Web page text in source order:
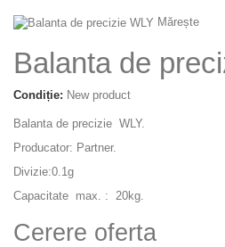
Mărește
Balanta de
Condiție: New product
Balanta de precizie WLY.
Producator: Partner.
Divizie:0.1g
Capacitate max. : 20kg.
Cerere oferta